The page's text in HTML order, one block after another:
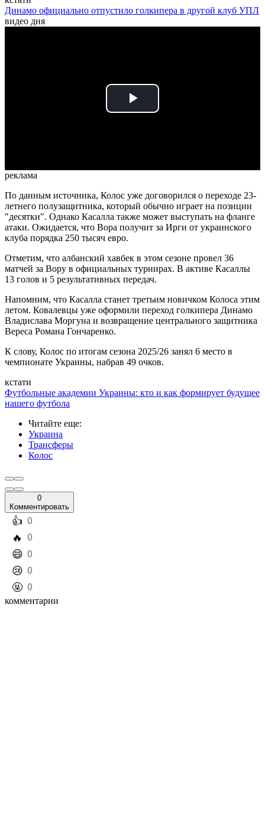
Динамо официально отпустило голкипера в другой клуб УПЛ
видео дня
Play
реклама
По данным источника, Колос уже договорился о переходе 23-
летнего полузащитника, который обычно играет на позиции
"десятки". Однако Касалла также может выступать на фланге
атаки. Ожидается, что Вора получит за Ирги от украинского
клуба порядка 250 тысяч евро.
Отметим, что албанский хавбек в этом сезоне провел 36
матчей за Вору в официальных турнирах. В активе Касаллы
13 голов и 5 результативных передач.
Напомним, что Касалла станет третьим новичком Колоса этим
летом. Ковалевцы уже оформили переход голкипера Динамо
Владислава Моргуна и возвращение центрального защитника
Вереса Романа Гончаренко.
К слову, Колос по итогам сезона 2025/26 занял 6 место в
чемпионате Украины, набрав 49 очков.
кстати
Футбольные академии Украины: кто и как формирует будущее
нашего футбола
Читайте еще:
Украина
Трансферы
Колос
0
Комментировать
️👍 0
️🔥 0
️😄 0
️😢 0
️🤬 0
комментарии